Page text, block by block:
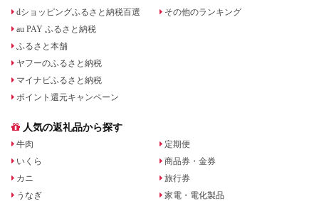
dショッピングふるさと納税百選
au PAY ふるさと納税
ふるさと本舗
ヤフーのふるさと納税
マイナビふるさと納税
ポイント還元キャンペーン
その他のランキング
人気の返礼品から探す
牛肉
いくら
カニ
うなぎ
定期便
商品券・金券
旅行券
家電・電化製品